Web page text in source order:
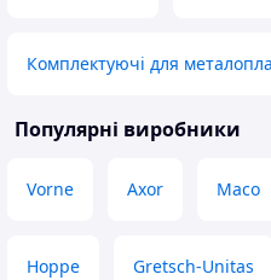
Комплектуючі для
Популярні виробники
Vorne Axor Maco
Hoppe Gretsch-Unitas